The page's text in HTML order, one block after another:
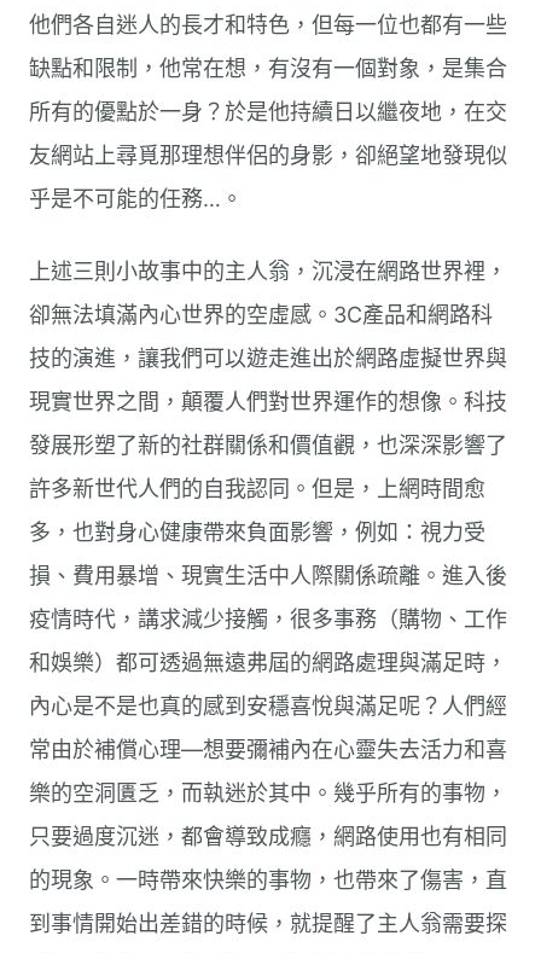
他們各自迷人的長才和特色，但每一位也都有一些
缺點和限制，他常在想，有沒有一個對象，是集合
所有的優點於一身？於是他持續日以繼夜地，在交
友網站上尋覓那理想伴侶的身影，卻絕望地發現似
乎是不可能的任務…。
上述三則小故事中的主人翁，沉浸在網路世界裡，
卻無法填滿內心世界的空虛感。3C產品和網路科
技的演進，讓我們可以遊走進出於網路虛擬世界與
現實世界之間，顛覆人們對世界運作的想像。科技
發展形塑了新的社群關係和價值觀，也深深影響了
許多新世代人們的自我認同。但是，上網時間愈
多，也對身心健康帶來負面影響，例如：視力受
損、費用暴增、現實生活中人際關係疏離。進入後
疫情時代，講求減少接觸，很多事務（購物、工作
和娛樂）都可透過無遠弗屆的網路處理與滿足時，
內心是不是也真的感到安穩喜悅與滿足呢？人們經
常由於補償心理—想要彌補內在心靈失去活力和喜
樂的空洞匱乏，而執迷於其中。幾乎所有的事物，
只要過度沉迷，都會導致成癮，網路使用也有相同
的現象。一時帶來快樂的事物，也帶來了傷害，直
到事情開始出差錯的時候，就提醒了主人翁需要探